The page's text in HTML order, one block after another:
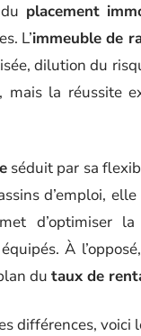
placement
L’immeuble de
dilution du
mais la réussite
séduit par sa
d’emploi,
d’optimiser
À
du taux de
différences, voici